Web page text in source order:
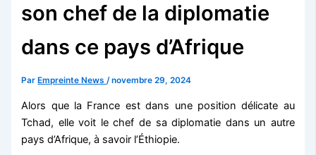
son chef de la diplomatie
dans ce pays d’Afrique
Par Empreinte News/novembre 29, 2024
Alors que la France est dans une position délicate au
Tchad, elle voit le chef de sa diplomatie dans un autre
pays d’Afrique, à savoir l’Éthiopie.